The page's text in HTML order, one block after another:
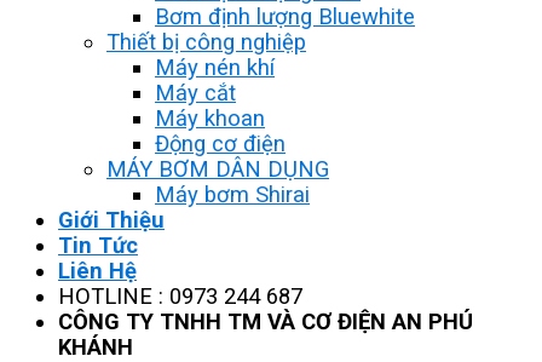
Bơm định lượng Bluewhite
Thiết bị công nghiệp
Máy nén khí
Máy cắt
Máy khoan
Động cơ điện
MÁY BƠM DÂN DỤNG
Máy bơm Shirai
Giới Thiệu
Tin Tức
Liên Hệ
HOTLINE : 0973 244 687
CÔNG TY TNHH TM VÀ CƠ ĐIỆN AN PHÚ
KHÁNH